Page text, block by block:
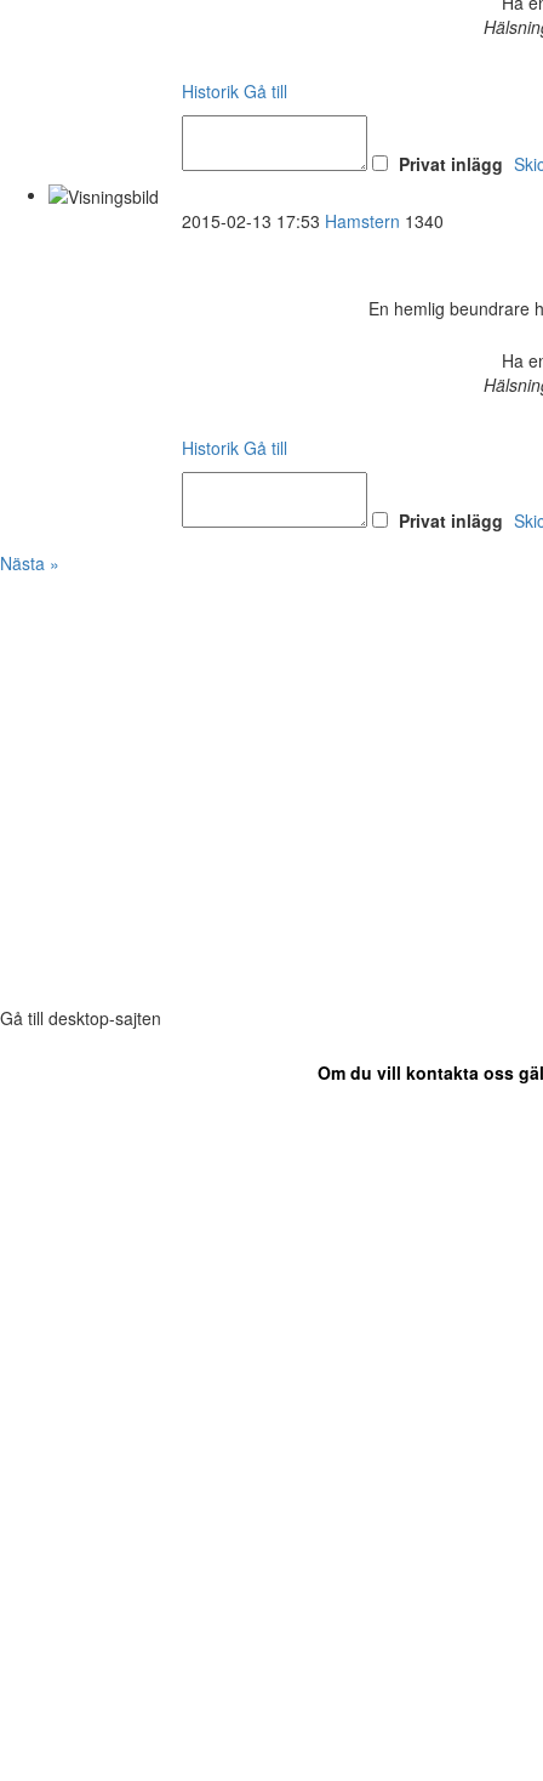
Historik Gå till
Privat inlägg
2015-02-13 17:53 Hamstern 1340
En hemlig beundrare
Ha
Historik Gå till
Privat inlägg
Nästa »
Gå till desktop-sajten
Om du vill kontakta oss